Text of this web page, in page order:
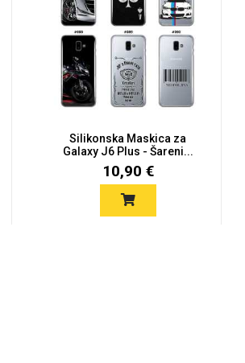
Silikonska Maskica za
Galaxy J6 Plus - Šareni...
10,90 €